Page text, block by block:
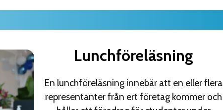
Lunchföreläsning
En lunchföreläsning innebär att en eller flera
representanter från ert företag kommer och